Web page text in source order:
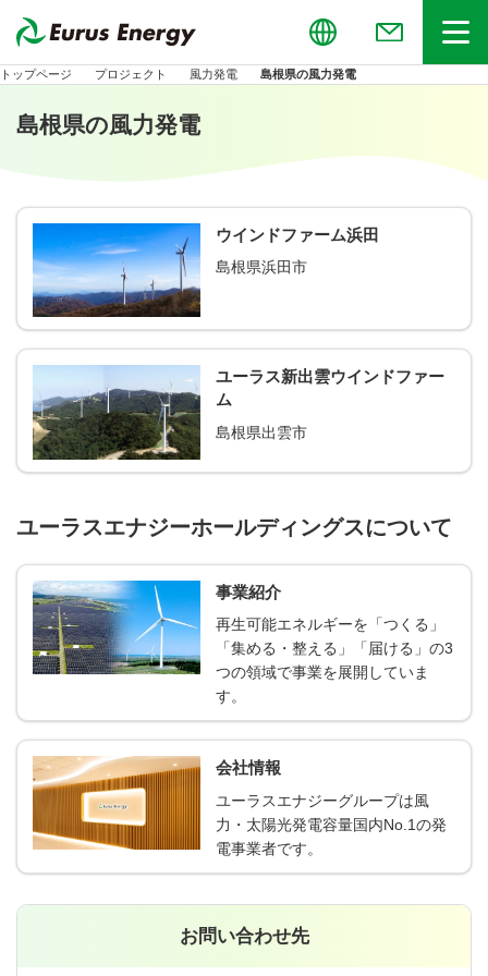
Globalお問い合わせメニュー
トップページ プロジェクト 風力発電 島根県の風力発電
島根県の風力発電
ウインドファーム浜田
島根県浜田市
ユーラス新出雲ウインドファー
ム
島根県出雲市
ユーラスエナジーホールディングスについて
事業紹介
再生可能エネルギーを「つくる」
「集める・整える」「届ける」の3
つの領域で事業を展開していま
す。
会社情報
ユーラスエナジーグループは風
力・太陽光発電容量国内No.1の発
電事業者です。
お問い合わせ先